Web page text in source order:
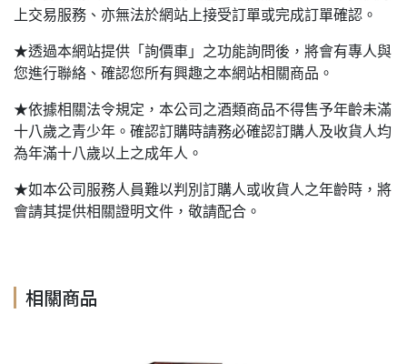
上交易服務、亦無法於網站上接受訂單或完成訂單確認。
★透過本網站提供「詢價車」之功能詢問後，將會有專人與
您進行聯絡、確認您所有興趣之本網站相關商品。
★依據相關法令規定，本公司之酒類商品不得售予年齡未滿
十八歲之青少年。確認訂購時請務必確認訂購人及收貨人均
為年滿十八歲以上之成年人。
★如本公司服務人員難以判別訂購人或收貨人之年齡時，將
會請其提供相關證明文件，敬請配合。
相關商品